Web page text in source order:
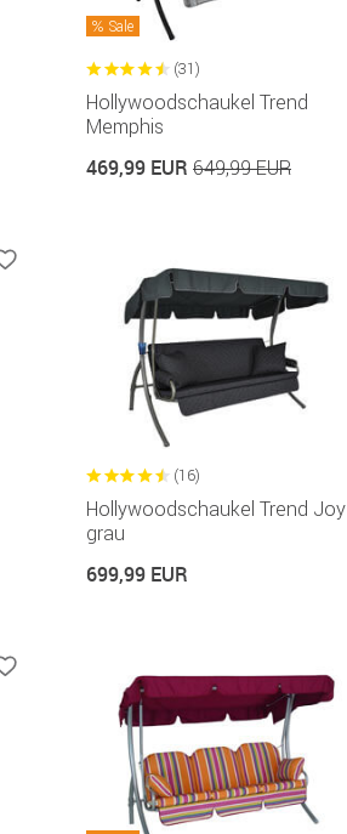
Sale
(31)
Hollywoodschaukel Trend
Memphis
469,99 EUR 649,99 EUR
(16)
Hollywoodschaukel Trend Joy
grau
699,99 EUR